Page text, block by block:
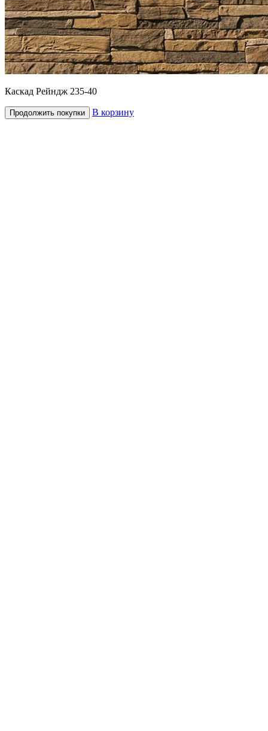
Каскад Рейндж 235-40
Продолжить покупки В корзину